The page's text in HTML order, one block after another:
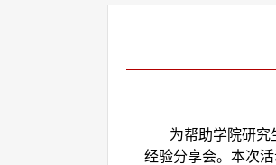
为帮助学院研
经验分享会。本次